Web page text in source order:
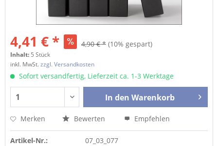
4,41 € * 4,90 € * (10% gespart)
Inhalt: 5 Stück
inkl. MwSt.zzgl. Versandkosten
Sofort versandfertig, Lieferzeit ca. 1-3 Werktage
In den Warenkorb
Merken Bewerten Empfehlen
Artikel-Nr.: 07_03_077